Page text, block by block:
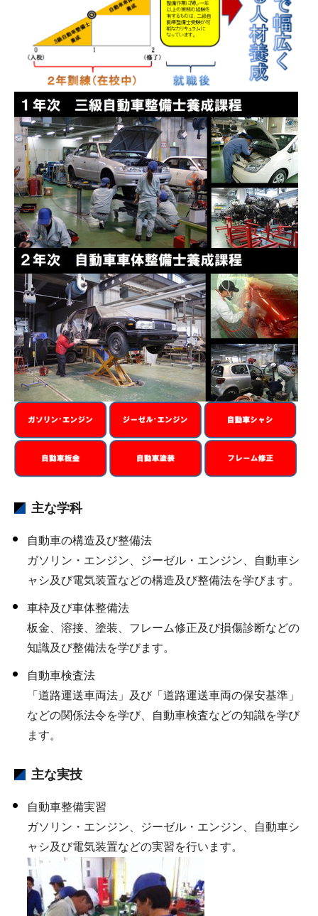
主な学科
自動車の構造及び整備法
ガソリン・エンジン、ジーゼル・エンジン、自動車シ
ャシ及び電気装置などの構造及び整備法を学びます。
車枠及び車体整備法
板金、溶接、塗装、フレーム修正及び損傷診断などの
知識及び整備法を学びます。
自動車検査法
「道路運送車両法」及び「道路運送車両の保安基準」
などの関係法令を学び、自動車検査などの知識を学び
ます。
主な実技
自動車整備実習
ガソリン・エンジン、ジーゼル・エンジン、自動車シ
ャシ及び電気装置などの実習を行います。